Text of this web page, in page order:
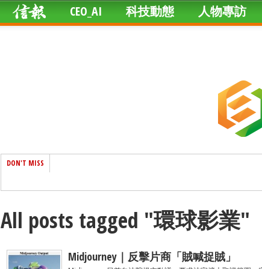
CEO_AI 科技動態 人物專訪
DON'T MISS
All posts tagged "環球影業"
Midjourney｜反擊片商「賊喊捉賊」